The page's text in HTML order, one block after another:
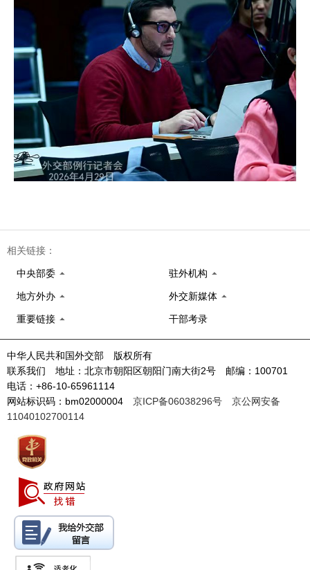
相关链接：
中央部委 驻外机构
地方外办 外交新媒体
重要链接 干部考录
中华人民共和国外交部 版权所有
联系我们 地址：北京市朝阳区朝阳门南大街2号 邮编：100701
电话：+86-10-65961114
网站标识码：bm02000004 京ICP备06038296号
京公网安备
11040102700114